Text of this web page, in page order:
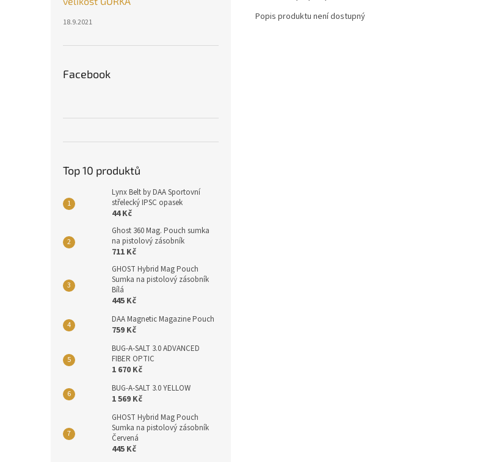
18.9.2021
Facebook
Top 10 produktů
Lynx Belt by DAA Sportovní
střelecký IPSC opasek
44 Kč
Ghost 360 Mag. Pouch sumka
na pistolový zásobník
711 Kč
GHOST Hybrid Mag Pouch
Sumka na pistolový zásobník
Bílá
445 Kč
DAA Magnetic Magazine Pouch
759 Kč
BUG-A-SALT 3.0 ADVANCED
FIBER OPTIC
1 670 Kč
BUG-A-SALT 3.0 YELLOW
1 569 Kč
GHOST Hybrid Mag Pouch
Sumka na pistolový zásobník
Červená
445 Kč
Popis produktu není dostupný